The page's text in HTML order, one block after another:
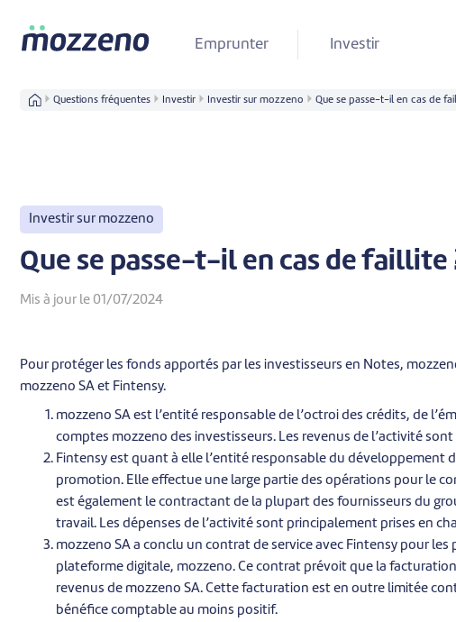
Emprunter Investir
Questions fréquentes Investir Investir sur mozzeno Que se passe-t-il en cas de
Investir sur mozzeno
Que se passe-t-il en cas de faillite
Mis à jour le 01/07/2024
Pour protéger les fonds apportés par les investisseurs en Notes,
mozzeno SA et Fintensy.
mozzeno SA est l’entité responsable de l’octroi des crédits, de
comptes mozzeno des investisseurs. Les revenus de l’activité
Fintensy est quant à elle l’entité responsable du développement
promotion. Elle effectue une large partie des opérations pour le
est également le contractant de la plupart des fournisseurs du
travail. Les dépenses de l’activité sont principalement prises en
mozzeno SA a conclu un contrat de service avec Fintensy pour
plateforme digitale, mozzeno. Ce contrat prévoit que la
revenus de mozzeno SA. Cette facturation est en outre limitée
bénéfice comptable au moins positif.